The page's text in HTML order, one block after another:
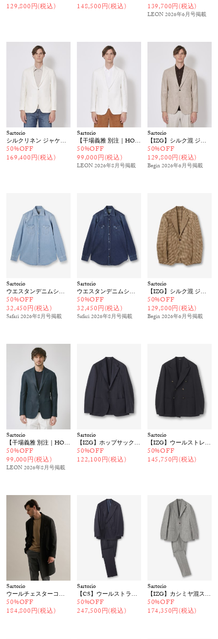
129,800円(税込)
148,500円(税込)
139,700円(税込)
LEON 2026年6月号掲載
Sartorio
シルクリネン ジャケット
50%OFF
169,400円(税込)
Sartorio
【干場義雅 別注｜HO】リネンジャケット
50%OFF
99,000円(税込)
LEON 2026年8月号掲載
Sartorio
【IZG】シルク混 ジャケット
50%OFF
129,800円(税込)
Begin 2026年6月号掲載
Sartorio
ウエスタンデニムシャツ
50%OFF
32,450円(税込)
Safari 2026年8月号掲載
Sartorio
ウエスタンデニムシャツ
50%OFF
32,450円(税込)
Safari 2026年8月号掲載
Sartorio
【IZG】シルク混 ジャケット
50%OFF
129,800円(税込)
Begin 2026年6月号掲載
Sartorio
【干場義雅 別注｜HO】リネンジャケット
50%OFF
99,000円(税込)
LEON 2026年8月号掲載
Sartorio
【IZG】ホップサック ジャケット
50%OFF
122,100円(税込)
Sartorio
【IZG】ウールストレッチダブルジャケット
50%OFF
145,750円(税込)
Sartorio
ウールチェスターコート
50%OFF
184,800円(税込)
Sartorio
【CS】ウールストライプダブルスーツ
50%OFF
247,500円(税込)
Sartorio
【IZG】カシミヤ混ストライプスーツ
50%OFF
174,350円(税込)